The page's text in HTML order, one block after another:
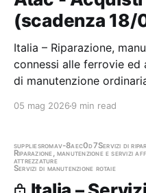
(scadenza
Italia – Riparazione,
connessi alle ferrovie
di manutenzione
appaltante: Atac -
05 mag 2026 9 min read
suppliesromav-8aec0d7Servizi di
Riparazione, manutenzione e servizi
attrezzature
Servizi di manutenzione rotaie